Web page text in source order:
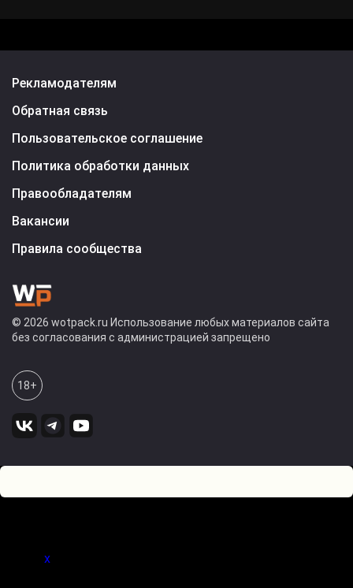
Рекламодателям
Обратная связь
Пользовательское соглашение
Политика обработки данных
Правообладателям
Вакансии
Правила сообщества
© 2026 wotpack.ru Использование любых материалов сайта
без согласования с администрацией запрещено
18+
x